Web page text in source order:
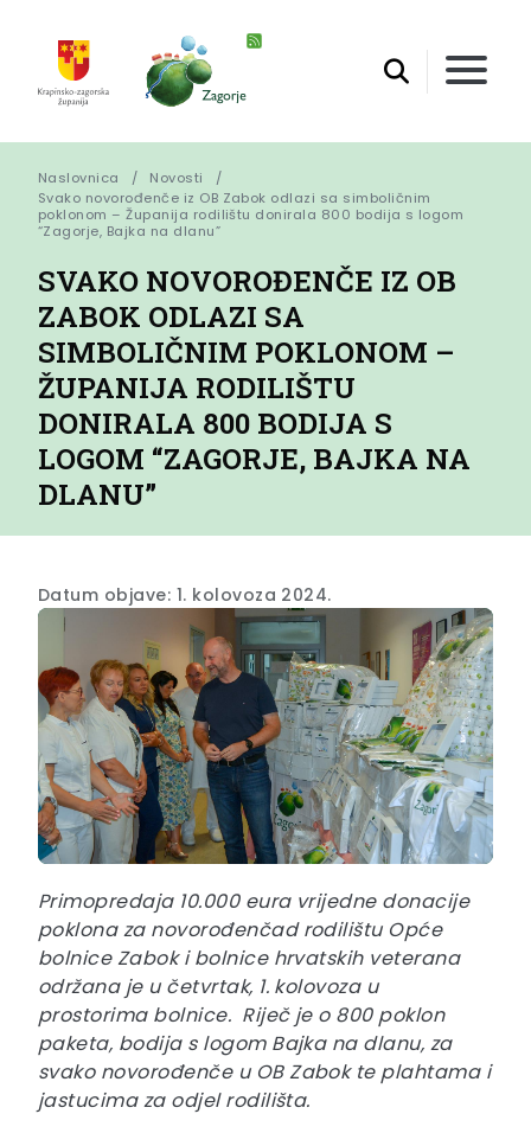
Naslovnica
Novosti
Svako novorođenče iz OB Zabok odlazi sa simboličnim
poklonom – Županija rodilištu donirala 800 bodija s logom
“Zagorje, Bajka na dlanu”
SVAKO NOVOROĐENČE IZ OB
ZABOK ODLAZI SA
SIMBOLIČNIM POKLONOM –
ŽUPANIJA RODILIŠTU
DONIRALA 800 BODIJA S
LOGOM “ZAGORJE, BAJKA NA
DLANU”
Datum objave: 1. kolovoza 2024.
Primopredaja 10.000 eura vrijedne donacije
poklona za novorođenčad rodilištu Opće
bolnice Zabok i bolnice hrvatskih veterana
održana je u četvrtak, 1. kolovoza u
prostorima bolnice. Riječ je o 800 poklon
paketa, bodija s logom Bajka na dlanu, za
svako novorođenče u OB Zabok te plahtama i
jastucima za odjel rodilišta.